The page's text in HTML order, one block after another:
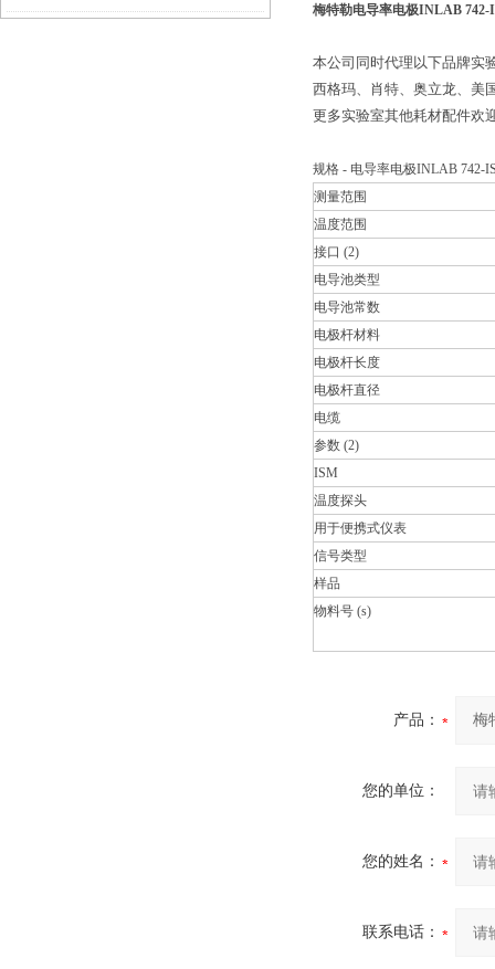
梅特勒电导率电极INLAB 742-
本公司同时代理以下品牌实
西格玛、肖特、奥立龙、美
更多实验室其他耗材配件欢
规格 - 电导率电极INLAB 742-
测量范围
温度范围
接口 (2)
电导池类型
电导池常数
电极杆材料
电极杆长度
电极杆直径
电缆
参数 (2)
ISM
温度探头
用于便携式仪表
信号类型
样品
物料号 (s)
产品：
您的单位：
您的姓名：
联系电话：